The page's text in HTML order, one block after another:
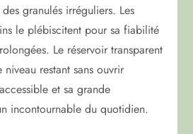
granulés irréguliers. Les
le plébiscitent pour sa fiabilité
Le réservoir transparent
restant sans ouvrir
et sa grande
incontournable du quotidien.